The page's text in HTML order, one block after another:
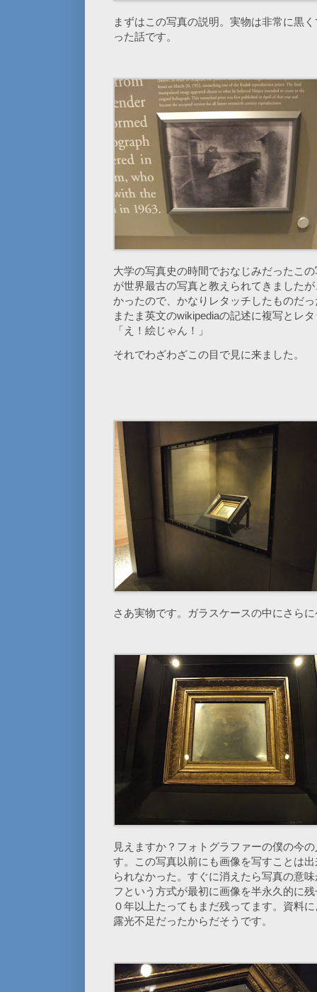
まずはこの写真の説明。実物は非常に黒
った話です。
大学の写真史の時間でおなじみだったこ
が世界最古の写真と教えられてきました
かったので、かなりレタッチしたものだ
またま英文のwikipediaの記述に複写とレ
「え！絵じゃん！」
それでわざわざこの目で見に来ました。
さあ実物です。ガラスケースの中にさら
見えますか？フォトグラファーの僕の今
す。この写真以前にも画像を写すことは
られなかった。すぐに消えたら写真の意
フという方式が最初に画像を半永久的に
０年以上たってもまだ残ってます。資料
露光不足だったからだそうです。